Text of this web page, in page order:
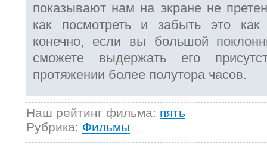
показывают нам на экране не
как посмотреть и забыть это
конечно, если вы большой
сможете выдержать его
протяжении более полутора часов.
Наш рейтинг фильма: пять
Рубрика: Фильмы